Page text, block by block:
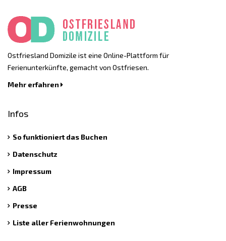
Ostfriesland Domizile ist eine Online-Plattform für
Ferienunterkünfte, gemacht von Ostfriesen.
Mehr erfahren
Infos
So funktioniert das Buchen
Datenschutz
Impressum
AGB
Presse
Liste aller Ferienwohnungen